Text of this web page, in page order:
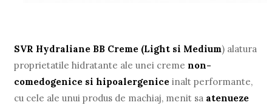
SVR Hydraliane BB Creme (Light si Medium) alatura
proprietatile hidratante ale unei cremenon-
comedogenice si hipoalergenice inalt performante,
cu cele ale unui produs de machiaj, menit sa atenueze